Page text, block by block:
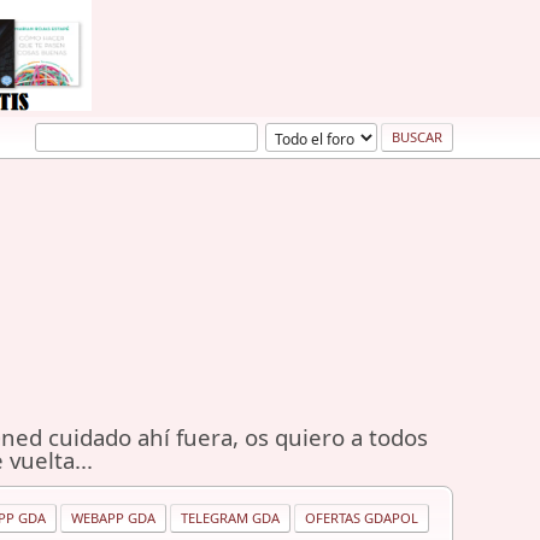
cuidado ahí fuera, os quiero a todos
vuelta...
GDA WEBAPP GDA TELEGRAM GDA OFERTAS GDAPOL